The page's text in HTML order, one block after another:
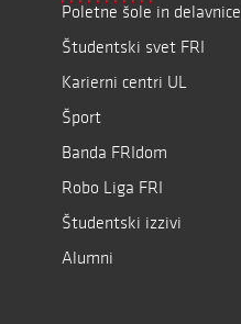
Poletne šole in delavnice
Študentski svet FRI
Karierni centri UL
Šport
Banda FRIdom
Robo Liga FRI
Študentski izzivi
Alumni